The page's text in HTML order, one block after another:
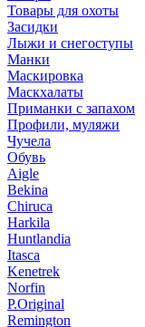
Товары для охоты
Засидки
Лыжи и снегоступы
Манки
Маскировка
Маскхалаты
Приманки с запахом
Профили, муляжи
Чучела
Обувь
Aigle
Bekina
Chiruсa
Harkila
Huntlandia
Itasca
Kenetrek
Norfin
P.Original
Remington